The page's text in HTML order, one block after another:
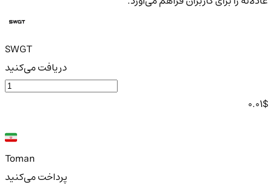
SWGT
دریافت می‌کنید
0.01$
Toman
پرداخت می‌کنید